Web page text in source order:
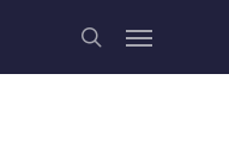
search
Menu